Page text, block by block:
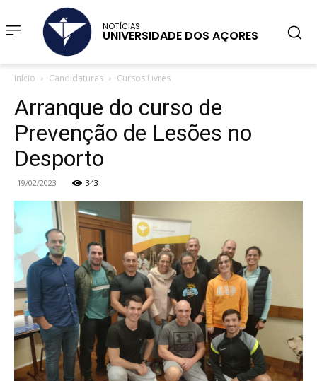
NOTÍCIAS
UNIVERSIDADE DOS AÇORES
Início Candidaturas Cursos Livres
Arranque do curso de
Prevenção de Lesões no
Desporto
19/02/2023 343